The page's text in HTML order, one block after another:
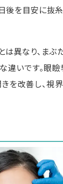
後を目安に抜
は異なり、まぶ
違いです。眼
きを改善し、視